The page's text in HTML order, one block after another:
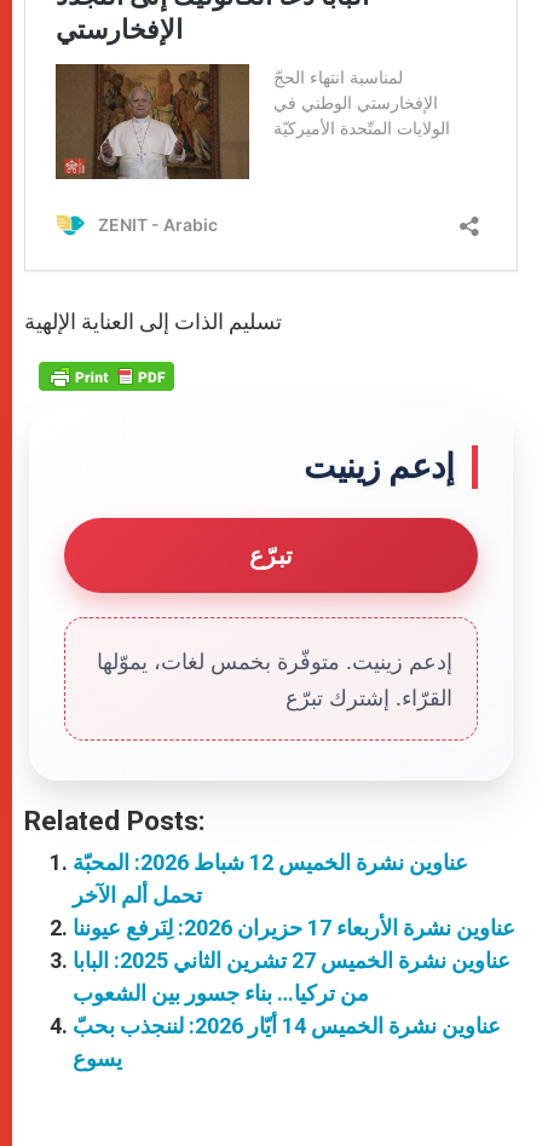
تسليم الذات إلى العناية الإلهية
إدعم زينيت
تبرّع
إدعم زينيت. متوفّرة بخمس لغات، يموّلها
القرّاء. إشترك تبرّع
Related Posts:
عناوين نشرة الخميس 12 شباط 2026: المحبّة
تحمل ألم الآخر
عناوين نشرة الأربعاء 17 حزيران 2026: لِنَرفع عيوننا
عناوين نشرة الخميس 27 تشرين الثاني 2025: البابا
من تركيا… بناء جسور بين الشعوب
عناوين نشرة الخميس 14 أيّار 2026: لننجذب بحبّ
يسوع